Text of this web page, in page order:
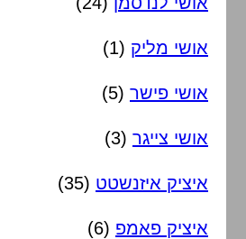
אושי מליק (1)
אושי פישר (5)
אושי צייגר (3)
איציק איזנשטט (35)
איציק פאמפ (6)